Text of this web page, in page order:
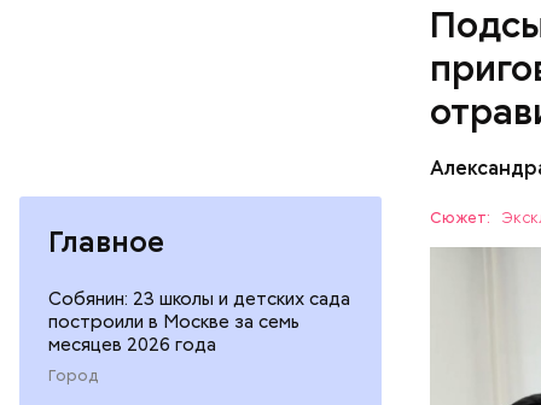
Главное
Собянин: 23 школы и детских сада
построили в Москве за семь
месяцев 2026 года
Город
Сюжет:
Все
Видео:
—
меры к